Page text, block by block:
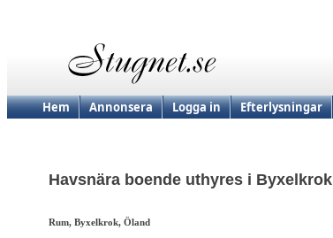
Hem Annonsera Logga in Efterlysningar
Havsnära boende uthyres i Byxelkrok
Rum, Byxelkrok, Öland